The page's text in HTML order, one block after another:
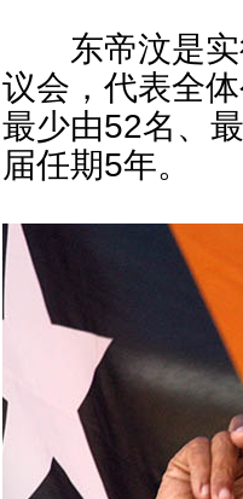
东帝汶是实
议会，代表全
最少由52名、
届任期5年。